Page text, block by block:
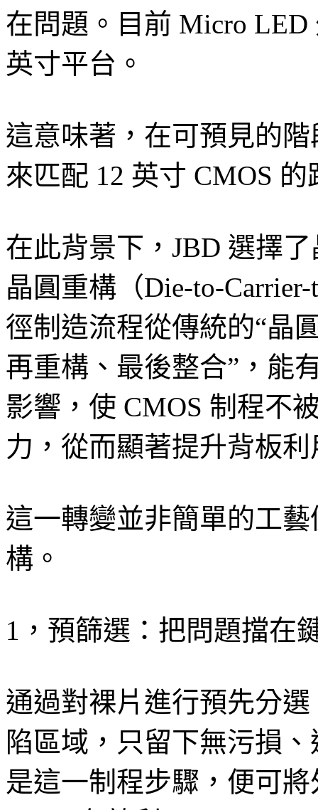
在問題。目前 Micro
英寸平台。
這意味著，在可預見的
來匹配 12 英寸 CMOS
在此背景下，JBD 選擇
晶圓重構（Die-to-
徑制造流程從傳統的“晶
再重構、最後整合”，能
影響，使 CMOS 制程不
力，從而顯著提升背板
這一轉變並非簡單的工
構。
1，預篩選：把問題擋在
通過對裸片進行預先分
陷區域，只留下無污損
是這一制程步驟，便可